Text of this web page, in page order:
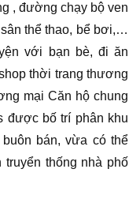
, đường chạy bộ ven
thể thao, bể bơi,…
với bạn bè, đi ăn
thời trang thương
mại Căn hộ chung
được bố trí phân khu
bán, vừa có thể
thống nhà phố